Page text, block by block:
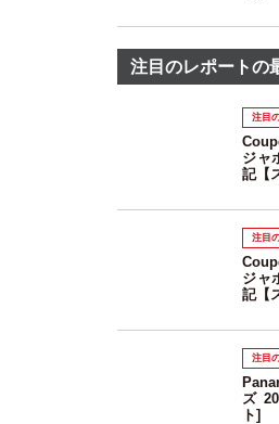
注目のレポートの
注目
ジャ
記【
注目
ジャ
記【
注目
ズ
ト]